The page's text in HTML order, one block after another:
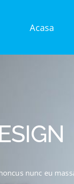
Acasa
nunc eu